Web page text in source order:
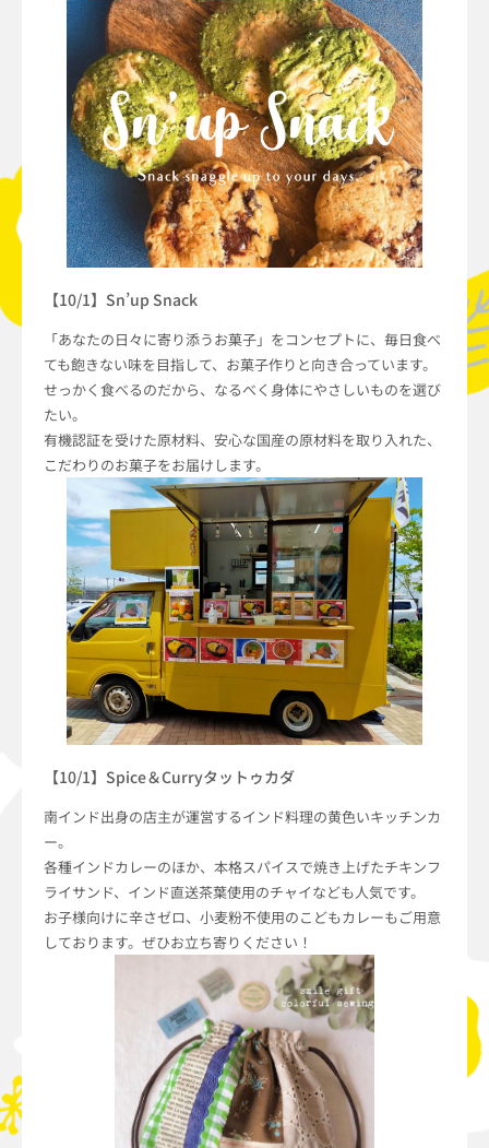
【10/1】Sn’up Snack
「あなたの日々に寄り添うお菓子」をコンセプトに、毎日食べ
ても飽きない味を目指して、お菓子作りと向き合っています。
せっかく食べるのだから、なるべく身体にやさしいものを選び
たい。
有機認証を受けた原材料、安心な国産の原材料を取り入れた、
こだわりのお菓子をお届けします。
【10/1】Spice＆Curryタットゥカダ
南インド出身の店主が運営するインド料理の黄色いキッチンカ
ー。
各種インドカレーのほか、本格スパイスで焼き上げたチキンフ
ライサンド、インド直送茶葉使用のチャイなども人気です。
お子様向けに辛さゼロ、小麦粉不使用のこどもカレーもご用意
しております。ぜひお立ち寄りください！